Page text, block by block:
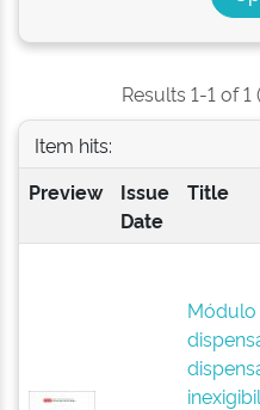
Results 1-1 of
Item hits:
Preview
Issue
Date
Title
Módulo